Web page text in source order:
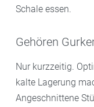
Schale essen.
Gehören
Nur kurzzeitig.
kalte Lagerung
Angeschnittene